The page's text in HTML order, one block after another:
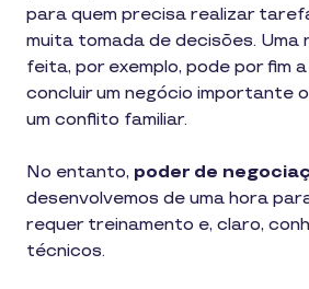
para quem precisa realizar
muita tomada de decisões. Uma
feita, por exemplo, pode por fim
concluir um negócio importante
um conflito familiar.
No entanto, poder de
desenvolvemos de uma hora
requer treinamento e, claro,
técnicos.